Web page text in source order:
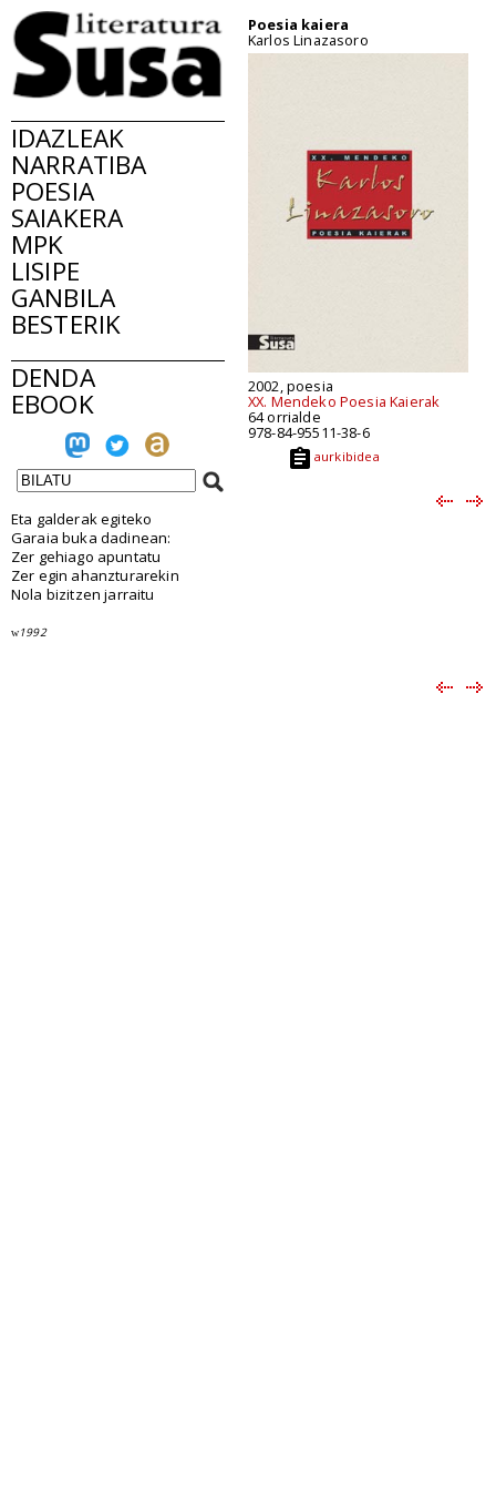
IDAZLEAK
NARRATIBA
POESIA
SAIAKERA
MPK
LISIPE
GANBILA
BESTERIK
DENDA
EBOOK
Poesia kaiera
Karlos Linazasoro
2002, poesia
XX. Mendeko Poesia Kaierak
64 orrialde
978-84-95511-38-6
aurkibidea
Eta galderak egiteko
Garaia buka dadinean:
Zer gehiago apuntatu
Zer egin ahanzturarekin
Nola bizitzen jarraitu
w1992